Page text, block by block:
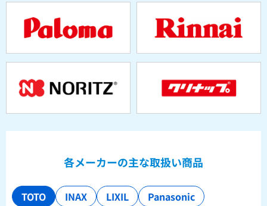
各メーカーの主な取扱い商品
TOTO INAX LIXIL
Panasonic